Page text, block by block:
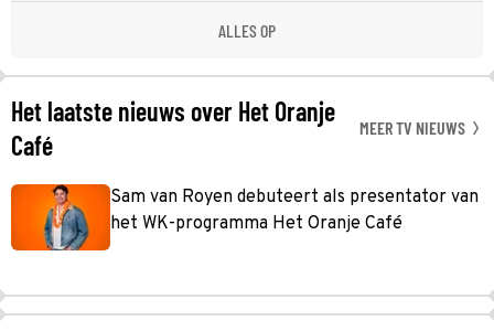
ALLES OP
Het laatste nieuws over Het Oranje
Café
MEER TV NIEUWS
Sam van Royen debuteert als presentator van
het WK-programma Het Oranje Café